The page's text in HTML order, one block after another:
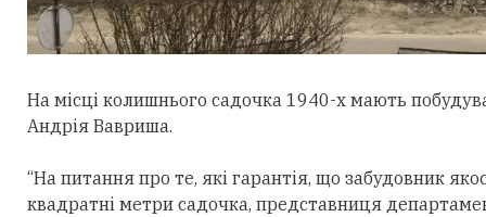
На місці колишнього садочка 1940-х мають
Андрія Вавриша.
“На питання про те, які гарантія, що забудовник
квадратні метри садочка, представниця